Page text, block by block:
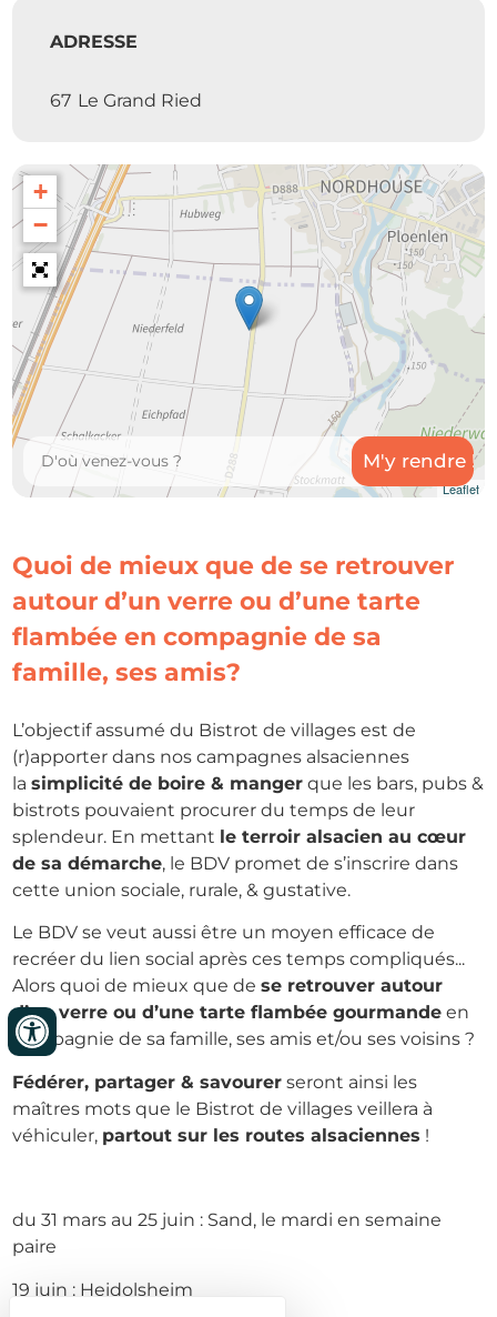
ADRESSE
67 Le Grand Ried
+
−
Leaflet
Quoi de mieux que de se retrouver
autour d’un verre ou d’une tarte
flambée en compagnie de sa
famille, ses amis?
L’objectif assumé du Bistrot de villages est de
(r)apporter dans nos campagnes alsaciennes
lasimplicité de boire & manger que les bars, pubs &
bistrots pouvaient procurer du temps de leur
splendeur. En mettant le terroir alsacien au cœur
de sa démarche, le BDV promet de s’inscrire dans
cette union sociale, rurale, & gustative.
Le BDV se veut aussi être un moyen efficace de
recréer du lien social après ces temps compliqués...
Alors quoi de mieux que dese retrouver autour
d’un verre ou d’une tarte flambée gourmande en
compagnie de sa famille, ses amis et/ou ses voisins ?
Fédérer, partager & savourer seront ainsi les
maîtres mots que le Bistrot de villages veillera à
véhiculer, partout sur les routes alsaciennes !
du 31 mars au 25 juin : Sand, le mardi en semaine
paire
19 juin : Heidolsheim